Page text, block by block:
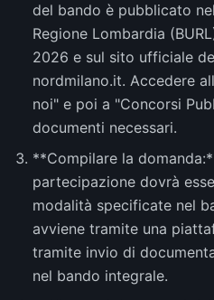
del bando è pubblicato
Regione Lombardia
2026 e sul sito ufficiale
nordmilano.it. Accedere
noi" e poi a "Concorsi
documenti necessari.
**Compilare la
partecipazione dovrà
modalità specificate nel
avviene tramite una
tramite invio di
nel bando integrale.